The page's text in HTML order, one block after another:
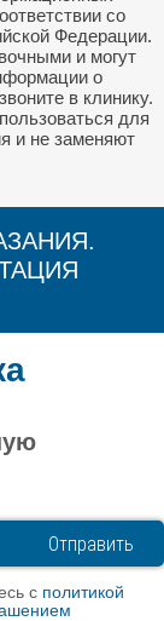
со
Федерации.
и могут
о
в клинику.
для
и не заменяют
с политикой